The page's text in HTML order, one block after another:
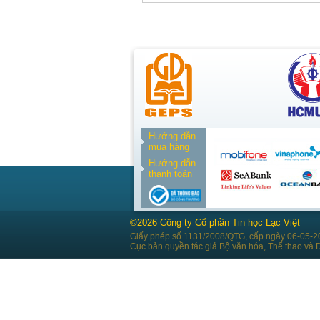
Hướng dẫn
mua hàng
Hướng dẫn
thanh toán
©2026 Công ty Cổ phần Tin học Lạc Việt
Giấy phép số 1131/2008/QTG, cấp ngày 06-05-
Cục bản quyền tác giả Bộ văn hóa, Thể thao và